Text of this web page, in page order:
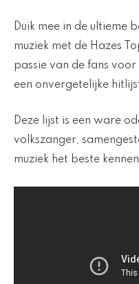
Duik mee in de ultieme
muziek met de Hazes
passie van de fans
een onvergetelijke
Deze lijst is een ware
volkszanger,
muziek het beste